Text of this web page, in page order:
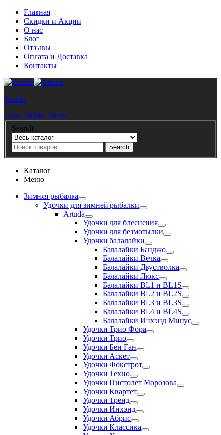
Главная
Скидки и Акции
О нас
Блог
Отзывы
Оплата и Доставка
Контакты
Artuda
Close Mobile Menu
Search
Search
Каталог
Меню
Зимняя рыбалка
Удочки для зимней рыбалки
Artuda
Удочки для блеснения
Удочки для безмотылки
Удочки балалайки
Балалайки Банджо
Балалайки Вечка
Балалайки Двустволка
Балалайки Люкс
Балалайки BL1 и BL1S
Балалайки BL2 и BL2S
Балалайки BL3 и BL3S
Балалайки BL4 и BL4S
Балалайки Инхэнд Минус
Удочки Трио Фора
Удочки Трио
Удочки Бен Ган
Удочки Аскет
Удочки Фокстрот
Удочки Техно
Удочки Пистолет Морозова
Удочки Квартет
Удочки Тренд
Удочки Инхэнд
Удочки Абрис
Удочки Классика